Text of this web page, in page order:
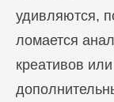
удивляются,
ломается
креативов